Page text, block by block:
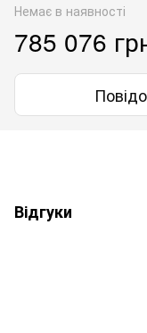
Немає в наявності
785 076
Відгуки